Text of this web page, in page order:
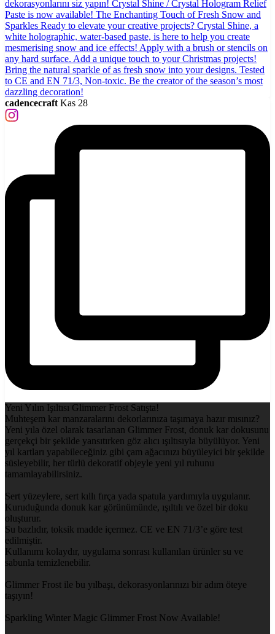
cadencecraft Kas 28
Yeni Yılın Işıltısı Glimmer Frost Satışta!
Muhteşem kar manzaralarını dekorlarınıza taşımaya hazır mısınız?
Yeni yıla özel olarak tasarlanan Glimmer Frost, donuk kar dokusunu
gerçekçi bir şekilde yansıtırken göz alıcı ışıltısıyla büyülüyor. Yeni
yıl kartları yapabileceğiniz gibi çam ağacınızı büyüleyici bir şekilde
süsleyebilir, her türlü dekoratif objeyle yeni yıl ruhunu
tamamlayabilirsiniz.
Sert yüzeylere, sert kıllı fırça yada spatula yardımıyla uygulanır.
Kuruduğunda donuk kar görünümünde, ışıltılı ve özel bir doku
oluşturur.
Su bazlıdır, toksik madde içermez. CE ve EN 71/3’e göre test
edilmiştir.
Kullanımı kolaydır, uygulama sonrası kullanılan ürünler su ve
sabunla temizlenebilir.
Glimmer Frost ile bu yılbaşı, dekorasyonlarınızı bir adım öteye
taşıyın!
Sparkling Winter Magic Glimmer Frost Now Available!